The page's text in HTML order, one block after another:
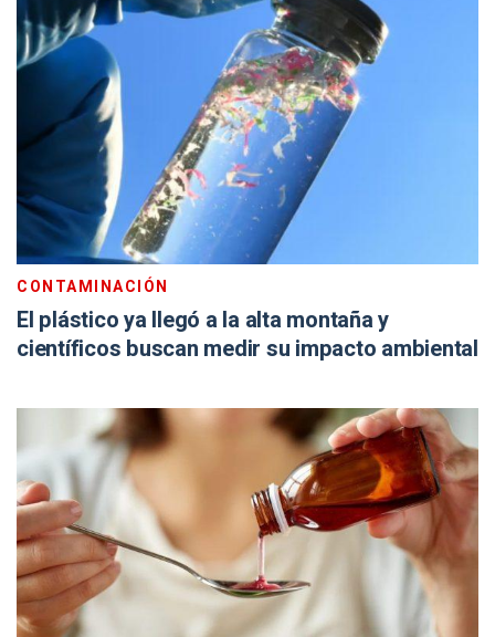
CONTAMINACIÓN
El plástico ya llegó a la alta montaña y
científicos buscan medir su impacto ambiental